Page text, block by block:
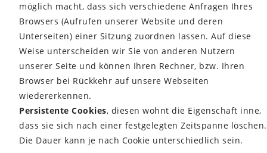
möglich macht, dass sich verschiedene Anfragen Ihres
Browsers (Aufrufen unserer Website und deren
Unterseiten) einer Sitzung zuordnen lassen. Auf diese
Weise unterscheiden wir Sie von anderen Nutzern
unserer Seite und können Ihren Rechner, bzw. Ihren
Browser bei Rückkehr auf unsere Webseiten
wiedererkennen.
Persistente Cookies, diesen wohnt die Eigenschaft inne,
dass sie sich nach einer festgelegten Zeitspanne löschen.
Die Dauer kann je nach Cookie unterschiedlich sein.